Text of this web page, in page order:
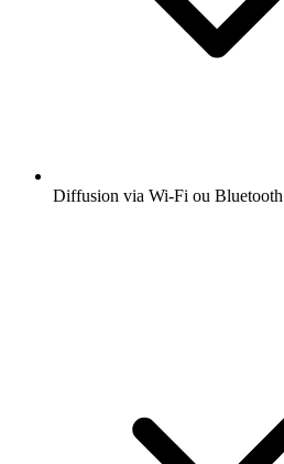
Diffusion via Wi-Fi ou Bluetooth